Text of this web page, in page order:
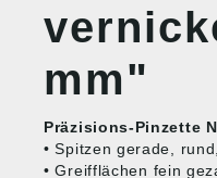
mm"
Präzisions-Pinzette
• Spitzen gerade,
• Greifflächen fein